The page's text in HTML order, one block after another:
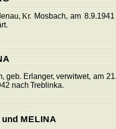
Kr. Mosbach, am 8.9.1941
geb. Erlanger,verwitwet, am
nachTreblinka.
und MELINA